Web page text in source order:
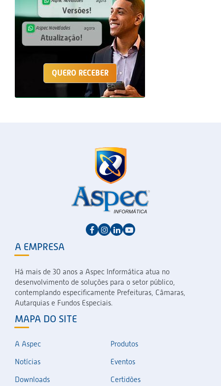
QUERO RECEBER
A EMPRESA
Há mais de 30 anos a Aspec Informática atua no
desenvolvimento de soluções para o setor público,
contemplando especificamente Prefeituras, Câmaras,
Autarquias e Fundos Especiais.
MAPA DO SITE
A Aspec
Produtos
Notícias
Eventos
Downloads
Certidões